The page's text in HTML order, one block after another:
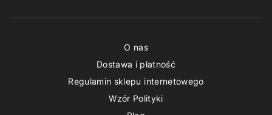
O nas
Dostawa i płatność
Regulamin sklepu internetowego
Wzór Polityki